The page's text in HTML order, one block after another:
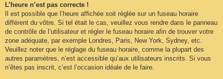
L’heure n’est pas correcte !
Il est possible que l’heure affichée soit réglée sur un fuseau horaire
différent du vôtre. Si tel était le cas, veuillez vous rendre dans le panneau
de contrôle de l’utilisateur et régler le fuseau horaire afin de trouver votre
zone adéquate, par exemple Londres, Paris, New York, Sydney, etc.
Veuillez noter que le réglage du fuseau horaire, comme la plupart des
autres paramètres, n’est accessible qu’aux utilisateurs inscrits. Si vous
n’êtes pas inscrit, c’est l’occasion idéale de le faire.